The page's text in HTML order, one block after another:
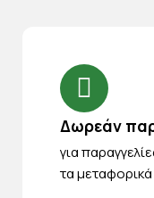
Δωρεάν
για
τα